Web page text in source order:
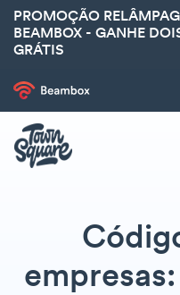
PROMOÇÃO
BEAMBOX - GANHE
GRÁTIS